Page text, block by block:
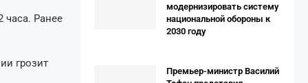
часа. Ранее
грозит
модернизировать систему
национальной обороны к
2030 году
Премьер-министр Василий